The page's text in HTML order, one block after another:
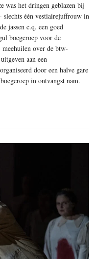
het dringen geblazen bij
één vestiairejuffrouw in
jassen c.q. een goed
boegeroep voor de
over de btw-
aan een
door een halve gare
in ontvangst nam.